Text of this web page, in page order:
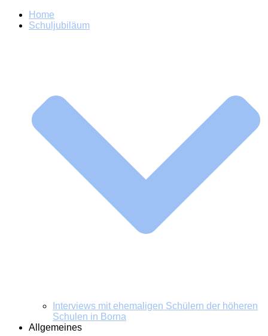
Home
Schuljubiläum
Interviews mit ehemaligen Schülern der höheren
Schulen in Borna
Allgemeines